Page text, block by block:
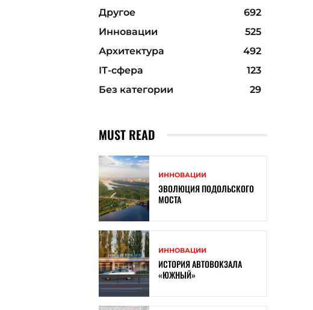
Другое
692
Инновации
525
Архитектура
492
ІТ-сфера
123
Без категории
29
MUST READ
ИННОВАЦИИ
ЭВОЛЮЦИЯ ПОДОЛЬСКОГО
МОСТА
ИННОВАЦИИ
ИСТОРИЯ АВТОВОКЗАЛА
«ЮЖНЫЙ»